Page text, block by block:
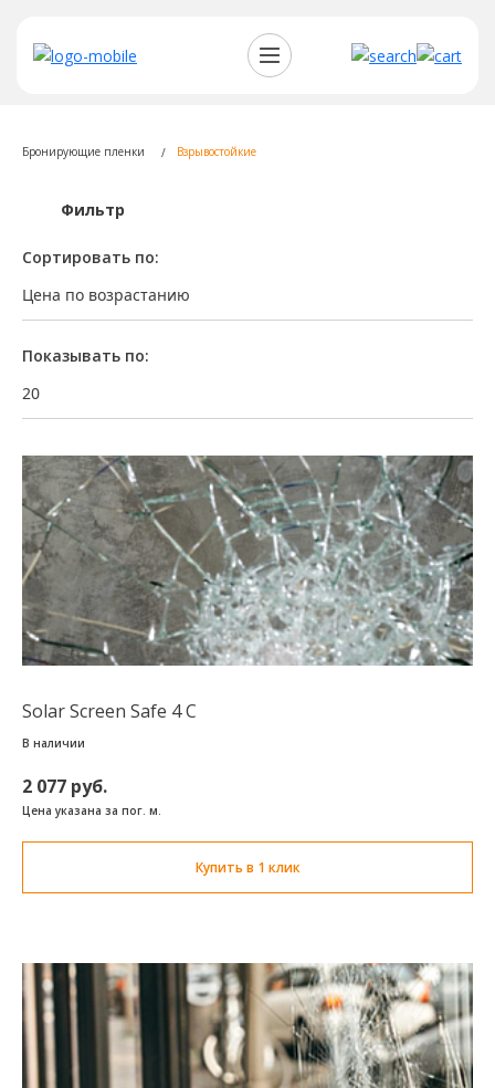
Бронирующие пленки Взрывостойкие
Фильтр
Сортировать по:
Цена по возрастанию
Показывать по:
20
Solar Screen Safe 4 C
В наличии
2 077 руб.
Цена указана за пог. м.
Купить в 1 клик